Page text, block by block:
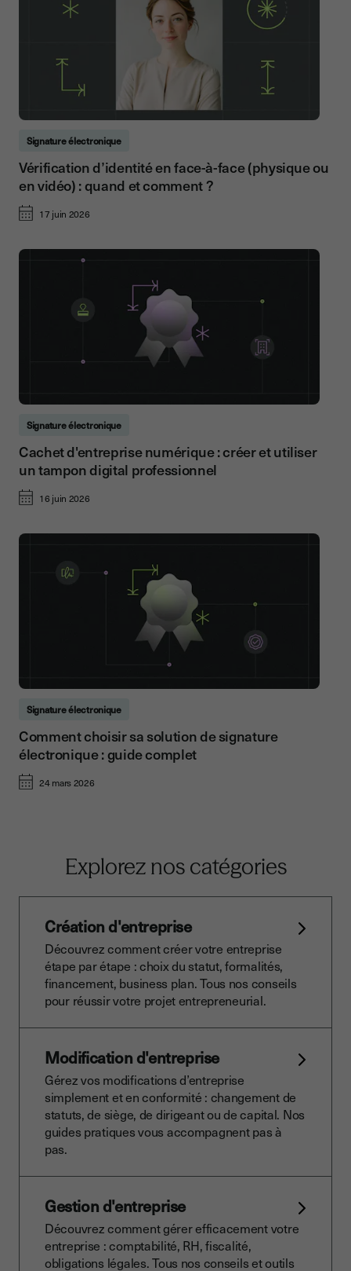
Signature électronique
Vérification d’identité en face-à-face (physique ou
en vidéo) : quand et comment ?
17 juin 2026
Signature électronique
Cachet d'entreprise numérique : créer et utiliser
un tampon digital professionnel
16 juin 2026
Signature électronique
Comment choisir sa solution de signature
électronique : guide complet
24 mars 2026
Explorez nos catégories
Création d'entreprise
Découvrez comment créer votre entreprise
étape par étape : choix du statut, formalités,
financement, business plan. Tous nos conseils
pour réussir votre projet entrepreneurial.
Modification d'entreprise
Gérez vos modifications d’entreprise
simplement et en conformité : changement de
statuts, de siège, de dirigeant ou de capital. Nos
guides pratiques vous accompagnent pas à
pas.
Gestion d'entreprise
Découvrez comment gérer efficacement votre
entreprise : comptabilité, RH, fiscalité,
obligations légales. Tous nos conseils et outils